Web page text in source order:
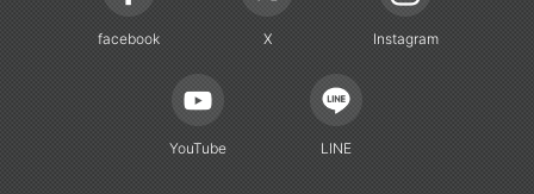
facebook X Instagram
YouTube LINE